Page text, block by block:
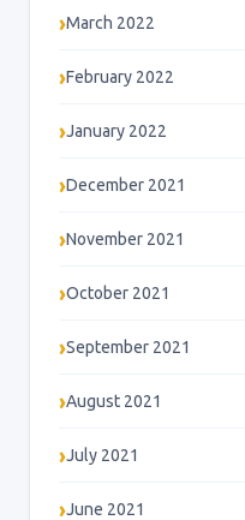
March 2022
February 2022
January 2022
December 2021
November 2021
October 2021
September 2021
August 2021
July 2021
June 2021